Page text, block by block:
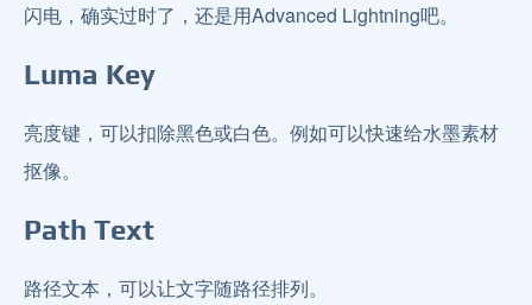
闪电，确实过时了，还是用Advanced Lightning吧。
Luma Key
亮度键，可以扣除黑色或白色。例如可以快速给水墨素材
抠像。
Path Text
路径文本，可以让文字随路径排列。